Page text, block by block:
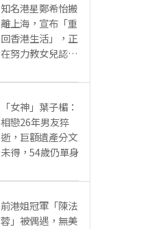
知名港星鄭希怡搬
離上海，宣布「重
回香港生活」，正
在努力教女兒認繁
「女神」葉子楣：
相戀26年男友猝
逝，巨額遺產分文
未得，54歲仍單身
前港姐冠軍「陳法
蓉」被偶遇，無美